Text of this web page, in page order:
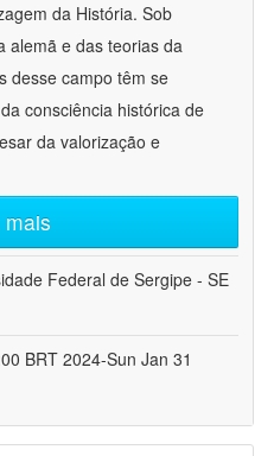
da História. Sob
alemã e das teorias da
desse campo têm se
consciência histórica de
da valorização e
mais
Federal de Sergipe - SE
BRT 2024-Sun Jan 31